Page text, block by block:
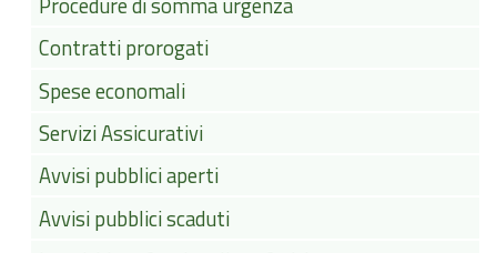
Contratti prorogati
Spese economali
Servizi Assicurativi
Avvisi pubblici aperti
Avvisi pubblici scaduti